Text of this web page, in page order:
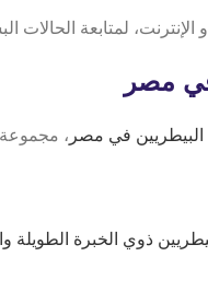
الإنترنت، لمتابعة
مصر
البيطريين في مصر ، مجموعة
ذوي الخبرة الطويلة